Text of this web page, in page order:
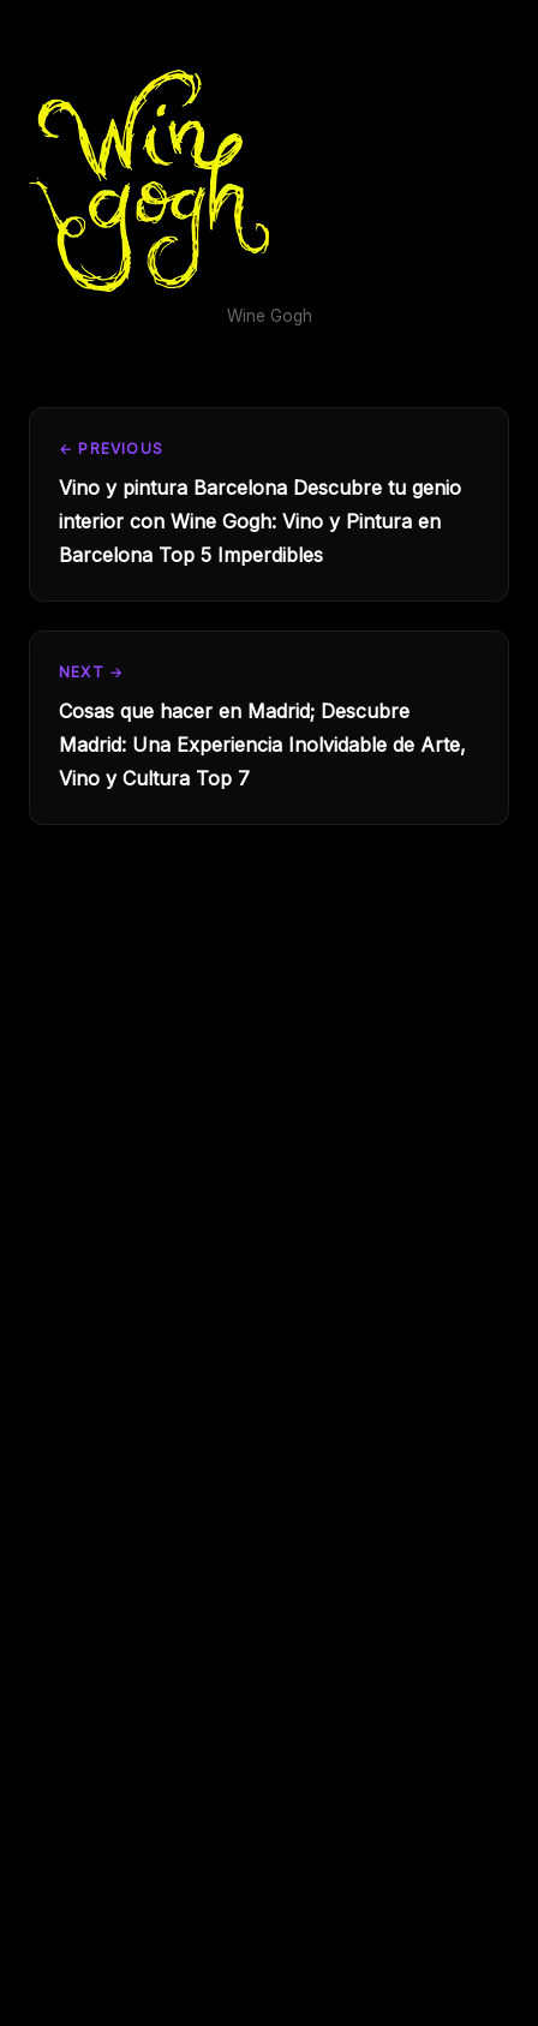
Wine Gogh
← PREVIOUS
Vino y pintura Barcelona Descubre tu genio
interior con Wine Gogh: Vino y Pintura en
Barcelona Top 5 Imperdibles
NEXT →
Cosas que hacer en Madrid; Descubre
Madrid: Una Experiencia Inolvidable de Arte,
Vino y Cultura Top 7